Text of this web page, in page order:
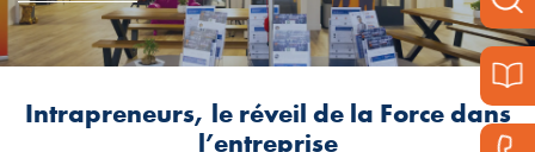
Intrapreneurs, le réveil de la Force dans
l’entreprise